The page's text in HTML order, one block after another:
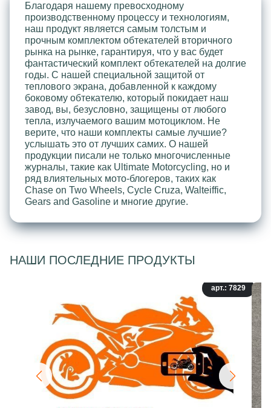
Благодаря нашему превосходному
производственному процессу и технологиям,
наш продукт является самым толстым и
прочным комплектом обтекателей вторичного
рынка на рынке, гарантируя, что у вас будет
фантастический комплект обтекателей на долгие
годы. С нашей специальной защитой от
теплового экрана, добавленной к каждому
боковому обтекателю, который покидает наш
завод, вы, безусловно, защищены от любого
тепла, излучаемого вашим мотоциклом. Не
верите, что наши комплекты самые лучшие?
услышать это от лучших самих. О нашей
продукции писали не только многочисленные
журналы, такие как Ultimate Motorcycling, но и
ряд влиятельных мото-блогеров, таких как
Chase on Two Wheels, Cycle Cruza, Walteiffic,
Gears and Gasoline и многие другие.
НАШИ ПОСЛЕДНИЕ ПРОДУКТЫ
арт.: 7829